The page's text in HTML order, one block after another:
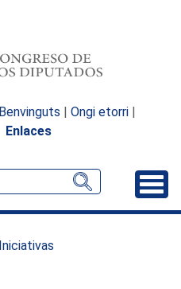
Benvinguts | Ongi etorri |
Enlaces
Iniciativas